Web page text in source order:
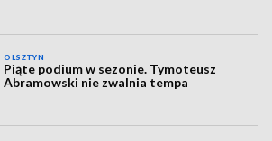
OLSZTYN
Piąte podium w sezonie. Tymoteusz
Abramowski nie zwalnia tempa